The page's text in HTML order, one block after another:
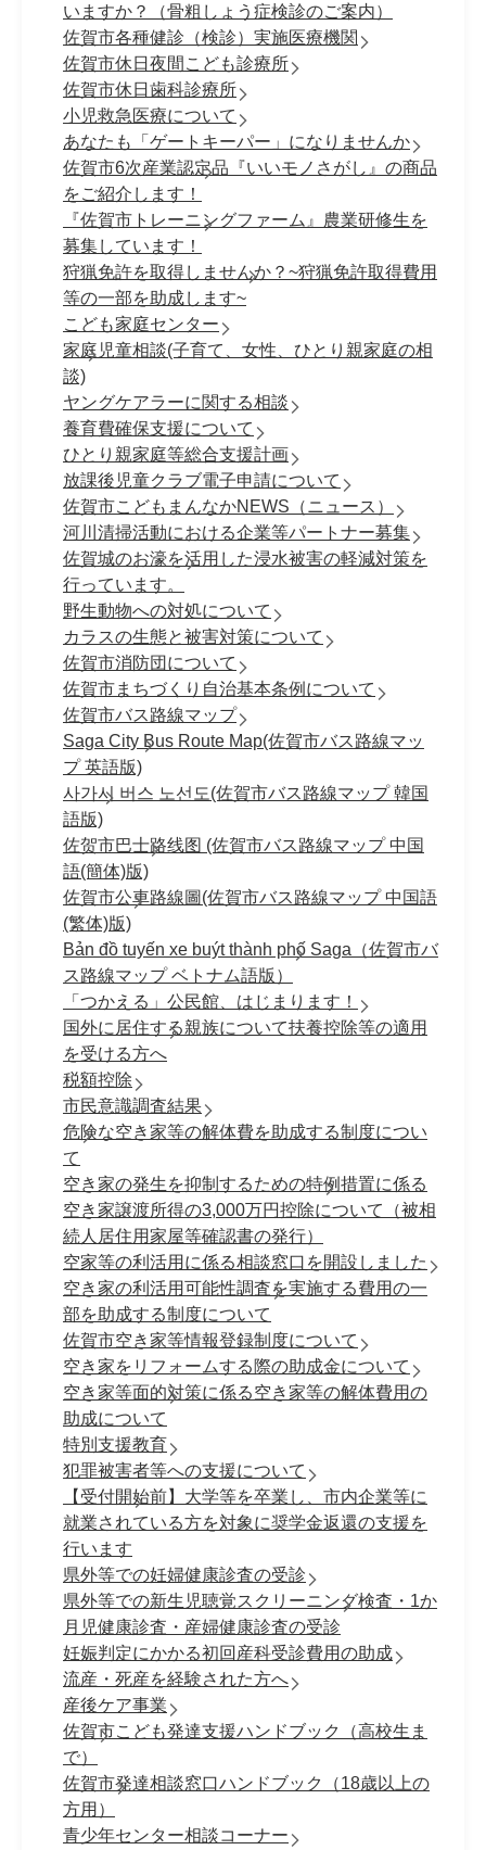
いますか？（骨粗しょう症検診のご案内）
佐賀市各種健診（検診）実施医療機関
佐賀市休日夜間こども診療所
佐賀市休日歯科診療所
小児救急医療について
あなたも「ゲートキーパー」になりませんか
佐賀市6次産業認定品『いいモノさがし』の商品
をご紹介します！
『佐賀市トレーニングファーム』農業研修生を
募集しています！
狩猟免許を取得しませんか？~狩猟免許取得費用
等の一部を助成します~
こども家庭センター
家庭児童相談(子育て、女性、ひとり親家庭の相
談)
ヤングケアラーに関する相談
養育費確保支援について
ひとり親家庭等総合支援計画
放課後児童クラブ電子申請について
佐賀市こどもまんなかNEWS（ニュース）
河川清掃活動における企業等パートナー募集
佐賀城のお濠を活用した浸水被害の軽減対策を
行っています。
野生動物への対処について
カラスの生態と被害対策について
佐賀市消防団について
佐賀市まちづくり自治基本条例について
佐賀市バス路線マップ
Saga City Bus Route Map(佐賀市バス路線マッ
プ 英語版)
사가시 버스 노선도(佐賀市バス路線マップ 韓国
語版)
佐贺市巴士路线图 (佐賀市バス路線マップ 中国
語(簡体)版)
佐賀市公車路線圖(佐賀市バス路線マップ 中国語
(繁体)版)
Bản đồ tuyến xe buýt thành phố Saga（佐賀市バ
ス路線マップ ベトナム語版）
「つかえる」公民館、はじまります！
国外に居住する親族について扶養控除等の適用
を受ける方へ
税額控除
市民意識調査結果
危険な空き家等の解体費を助成する制度につい
て
空き家の発生を抑制するための特例措置に係る
空き家譲渡所得の3,000万円控除について（被相
続人居住用家屋等確認書の発行）
空家等の利活用に係る相談窓口を開設しました
空き家の利活用可能性調査を実施する費用の一
部を助成する制度について
佐賀市空き家等情報登録制度について
空き家をリフォームする際の助成金について
空き家等面的対策に係る空き家等の解体費用の
助成について
特別支援教育
犯罪被害者等への支援について
【受付開始前】大学等を卒業し、市内企業等に
就業されている方を対象に奨学金返還の支援を
行います
県外等での妊婦健康診査の受診
県外等での新生児聴覚スクリーニング検査・1か
月児健康診査・産婦健康診査の受診
妊娠判定にかかる初回産科受診費用の助成
流産・死産を経験された方へ
産後ケア事業
佐賀市こども発達支援ハンドブック（高校生ま
で）
佐賀市発達相談窓口ハンドブック（18歳以上の
方用）
青少年センター相談コーナー